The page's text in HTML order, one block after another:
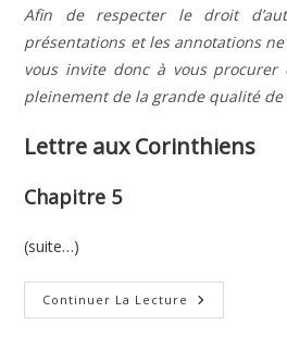
Afin de respecter le droit
présentations et les annotations
vous invite donc à vous
pleinement de la grande qualité de
Lettre aux Corinthiens
Chapitre 5
(suite…)
Continuer La Lecture Première
Lettre